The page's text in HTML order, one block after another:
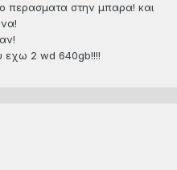
περασματα στην μπαρα! και
εχω 2 wd 640gb!!!!